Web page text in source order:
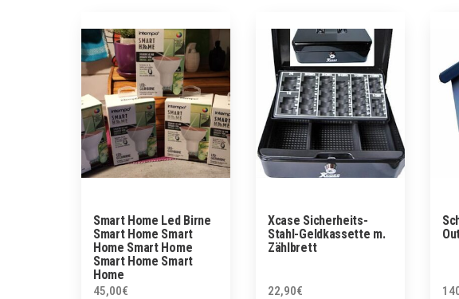
Smart Home Led Birne
Smart Home Smart
Home Smart Home
Smart Home Smart
Home
45,00€
Xcase Sicherheits-
Stahl-Geldkassette m.
Zählbrett
22,90€